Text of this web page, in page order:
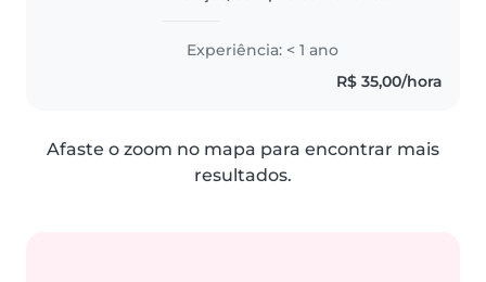
até mais grandes
Experiência: < 1 ano
R$ 35,00/hora
Afaste o zoom no mapa para encontrar mais
resultados.